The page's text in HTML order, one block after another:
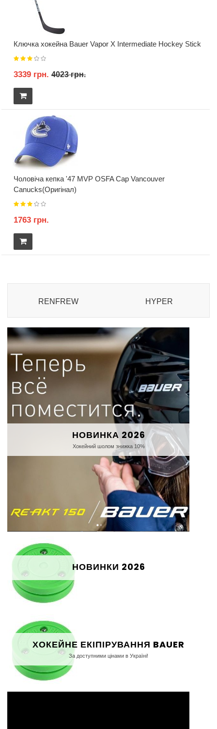
Ключка хокейна Bauer Vapor X Intermediate Hockey Stick
3339 грн. 4023 грн.
Чоловіча кепка '47 MVP OSFA Cap Vancouver
Canucks(Оригінал)
1763 грн.
RENFREW HYPER
НОВИНКА 2026
Хокейний шолом знижка 10%
НОВИНКИ 2026
ХОКЕЙНЕ ЕКІПІРУВАННЯ BAUER
За доступними цінами в Україні!